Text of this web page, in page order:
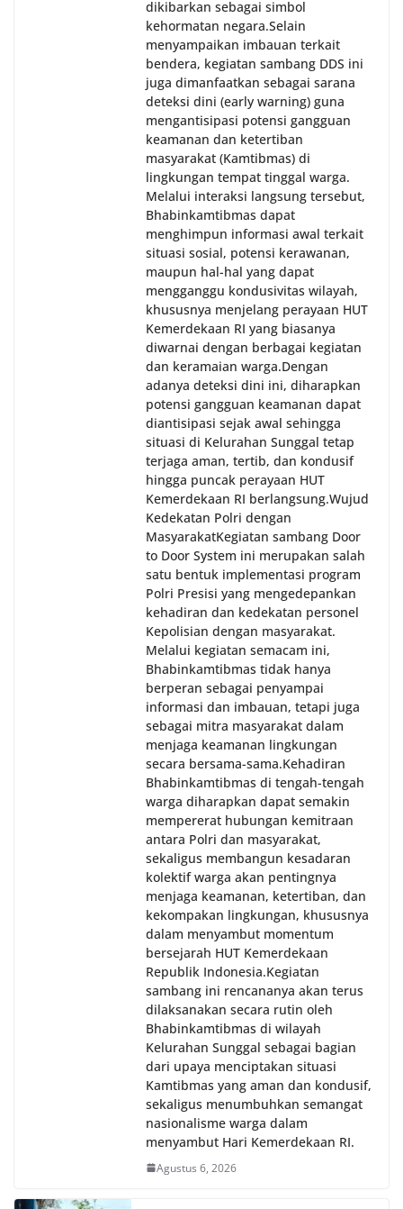
dikibarkan sebagai simbol
kehormatan negara.‎‎‎Selain
menyampaikan imbauan terkait
bendera, kegiatan sambang DDS ini
juga dimanfaatkan sebagai sarana
deteksi dini (early warning) guna
mengantisipasi potensi gangguan
keamanan dan ketertiban
masyarakat (Kamtibmas) di
lingkungan tempat tinggal warga.
Melalui interaksi langsung tersebut,
Bhabinkamtibmas dapat
menghimpun informasi awal terkait
situasi sosial, potensi kerawanan,
maupun hal-hal yang dapat
mengganggu kondusivitas wilayah,
khususnya menjelang perayaan HUT
Kemerdekaan RI yang biasanya
diwarnai dengan berbagai kegiatan
dan keramaian warga.‎‎Dengan
adanya deteksi dini ini, diharapkan
potensi gangguan keamanan dapat
diantisipasi sejak awal sehingga
situasi di Kelurahan Sunggal tetap
terjaga aman, tertib, dan kondusif
hingga puncak perayaan HUT
Kemerdekaan RI berlangsung.‎‎Wujud
Kedekatan Polri dengan
Masyarakat‎Kegiatan sambang Door
to Door System ini merupakan salah
satu bentuk implementasi program
Polri Presisi yang mengedepankan
kehadiran dan kedekatan personel
Kepolisian dengan masyarakat.
Melalui kegiatan semacam ini,
Bhabinkamtibmas tidak hanya
berperan sebagai penyampai
informasi dan imbauan, tetapi juga
sebagai mitra masyarakat dalam
menjaga keamanan lingkungan
secara bersama-sama.‎‎Kehadiran
Bhabinkamtibmas di tengah-tengah
warga diharapkan dapat semakin
mempererat hubungan kemitraan
antara Polri dan masyarakat,
sekaligus membangun kesadaran
kolektif warga akan pentingnya
menjaga keamanan, ketertiban, dan
kekompakan lingkungan, khususnya
dalam menyambut momentum
bersejarah HUT Kemerdekaan
Republik Indonesia.‎Kegiatan
sambang ini rencananya akan terus
dilaksanakan secara rutin oleh
Bhabinkamtibmas di wilayah
Kelurahan Sunggal sebagai bagian
dari upaya menciptakan situasi
Kamtibmas yang aman dan kondusif,
sekaligus menumbuhkan semangat
nasionalisme warga dalam
menyambut Hari Kemerdekaan RI.
Agustus 6, 2026